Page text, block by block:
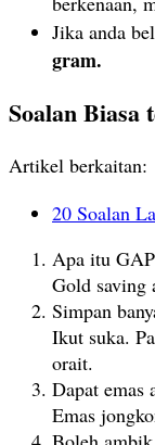
Jika anda
gram.
Soalan Biasa
Artikel berkaitan:
20 Soalan
Apa itu
Gold saving
Simpan
Ikut suka.
orait.
Dapat emas
Emas